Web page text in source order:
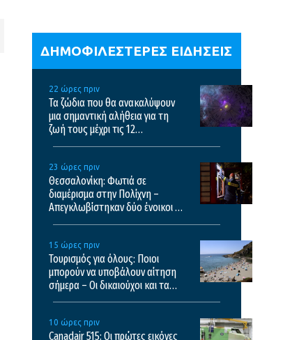
ΔΗΜΟΦΙΛΕΣΤΕΡΕΣ ΕΙΔΗΣΕΙΣ
22 ώρες πριν
Τα ζώδια που θα ανακαλύψουν
μια σημαντική αλήθεια για τη
ζωή τους μέχρι τις 12
23 ώρες πριν
Θεσσαλονίκη: Φωτιά σε
διαμέρισμα στην Πολίχνη –
Απεγκλωβίστηκαν δύο ένοικοι –
15 ώρες πριν
Τουρισμός για όλους: Ποιοι
μπορούν να υποβάλουν αίτηση
σήμερα – Οι δικαιούχοι και τα
10 ώρες πριν
Canadair 515: Οι πρώτες εικόνες